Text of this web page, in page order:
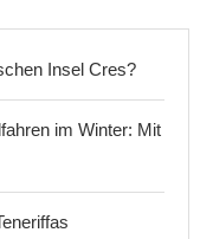
Insel Cres?
im Winter: Mit